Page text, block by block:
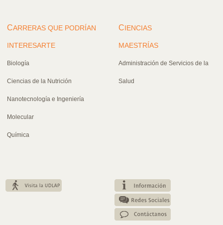
CARRERAS QUE PODRÍAN
INTERESARTE
Biología
Ciencias de la Nutrición
Nanotecnología e Ingeniería
Molecular
Química
CIENCIAS
MAESTRÍAS
Administración de Servicios de la
Salud